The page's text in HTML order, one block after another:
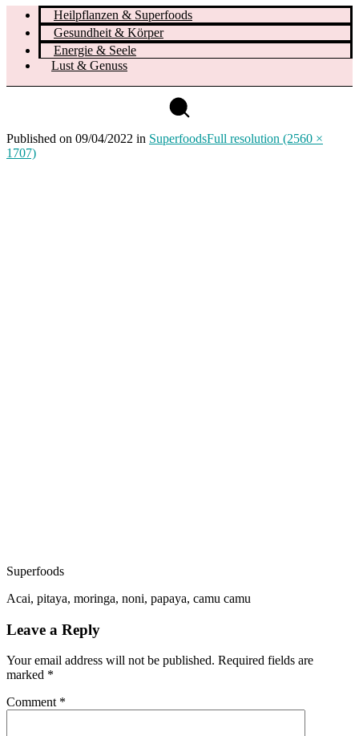
Heilpflanzen & Superfoods
Gesundheit & Körper
Energie & Seele
Lust & Genuss
Published on 09/04/2022 in SuperfoodsFull resolution (2560 ×
1707)
Superfoods
Acai, pitaya, moringa, noni, papaya, camu camu
Leave a Reply
Your email address will not be published. Required fields are
marked *
Comment *